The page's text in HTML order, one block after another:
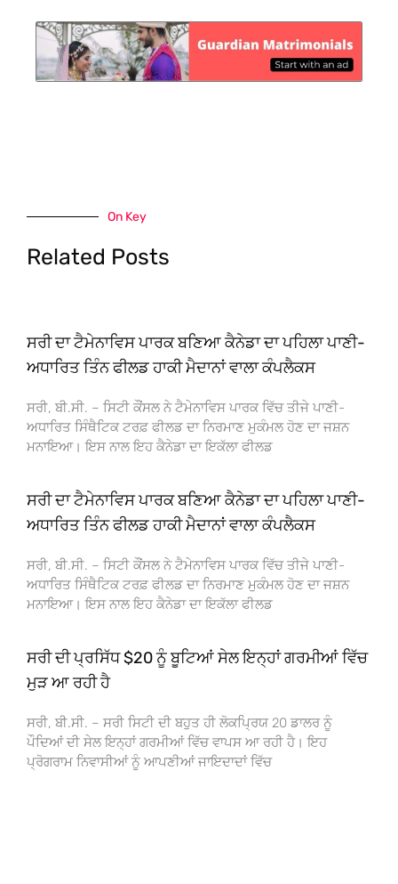
On Key
Related Posts
ਸਰੀ ਦਾ ਟੈਮੇਨਾਵਿਸ ਪਾਰਕ ਬਣਿਆ ਕੈਨੇਡਾ ਦਾ ਪਹਿਲਾ ਪਾਣੀ-
ਅਧਾਰਿਤ ਤਿੰਨ ਫੀਲਡ ਹਾਕੀ ਮੈਦਾਨਾਂ ਵਾਲਾ ਕੰਪਲੈਕਸ
ਸਰੀ, ਬੀ.ਸੀ. – ਸਿਟੀ ਕੌਂਸਲ ਨੇ ਟੈਮੇਨਾਵਿਸ ਪਾਰਕ ਵਿੱਚ ਤੀਜੇ ਪਾਣੀ-
ਅਧਾਰਿਤ ਸਿੰਥੈਟਿਕ ਟਰਫ਼ ਫੀਲਡ ਦਾ ਨਿਰਮਾਣ ਮੁਕੰਮਲ ਹੋਣ ਦਾ ਜਸ਼ਨ
ਮਨਾਇਆ। ਇਸ ਨਾਲ ਇਹ ਕੈਨੇਡਾ ਦਾ ਇਕੱਲਾ ਫੀਲਡ
ਸਰੀ ਦਾ ਟੈਮੇਨਾਵਿਸ ਪਾਰਕ ਬਣਿਆ ਕੈਨੇਡਾ ਦਾ ਪਹਿਲਾ ਪਾਣੀ-
ਅਧਾਰਿਤ ਤਿੰਨ ਫੀਲਡ ਹਾਕੀ ਮੈਦਾਨਾਂ ਵਾਲਾ ਕੰਪਲੈਕਸ
ਸਰੀ, ਬੀ.ਸੀ. – ਸਿਟੀ ਕੌਂਸਲ ਨੇ ਟੈਮੇਨਾਵਿਸ ਪਾਰਕ ਵਿੱਚ ਤੀਜੇ ਪਾਣੀ-
ਅਧਾਰਿਤ ਸਿੰਥੈਟਿਕ ਟਰਫ਼ ਫੀਲਡ ਦਾ ਨਿਰਮਾਣ ਮੁਕੰਮਲ ਹੋਣ ਦਾ ਜਸ਼ਨ
ਮਨਾਇਆ। ਇਸ ਨਾਲ ਇਹ ਕੈਨੇਡਾ ਦਾ ਇਕੱਲਾ ਫੀਲਡ
ਸਰੀ ਦੀ ਪ੍ਰਸਿੱਧ $20 ਨੂੰ ਬੂਟਿਆਂ ਸੇਲ ਇਨ੍ਹਾਂ ਗਰਮੀਆਂ ਵਿੱਚ
ਮੁੜ ਆ ਰਹੀ ਹੈ
ਸਰੀ, ਬੀ.ਸੀ. – ਸਰੀ ਸਿਟੀ ਦੀ ਬਹੁਤ ਹੀ ਲੋਕਪ੍ਰਿਯ 20 ਡਾਲਰ ਨੂੰ
ਪੌਦਿਆਂ ਦੀ ਸੇਲ ਇਨ੍ਹਾਂ ਗਰਮੀਆਂ ਵਿੱਚ ਵਾਪਸ ਆ ਰਹੀ ਹੈ। ਇਹ
ਪ੍ਰੋਗਰਾਮ ਨਿਵਾਸੀਆਂ ਨੂੰ ਆਪਣੀਆਂ ਜਾਇਦਾਦਾਂ ਵਿੱਚ